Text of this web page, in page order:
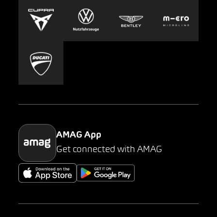
Europcar
Carsharing
Mobility-as-a-Service
Parking
Presse
AMAG App
Get connected with AMAG